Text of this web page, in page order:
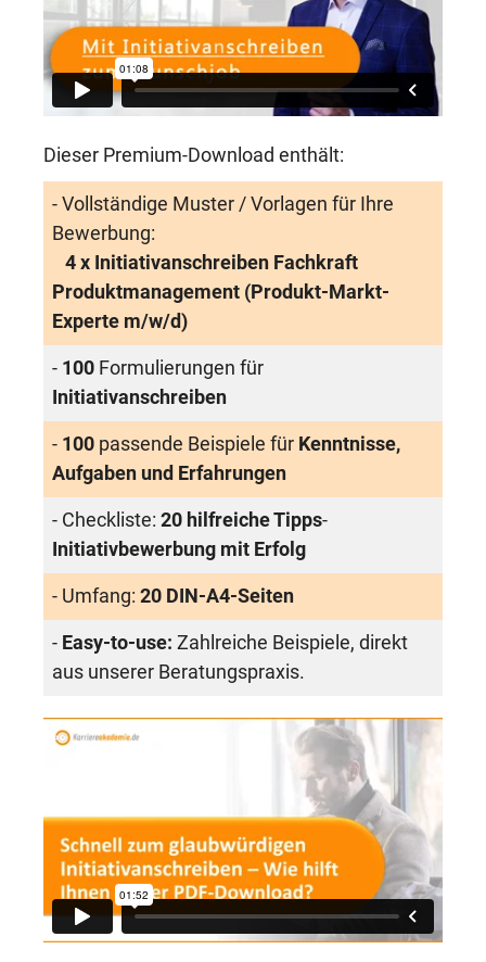
Dieser Premium-Download enthält:
- Vollständige Muster / Vorlagen für Ihre
Bewerbung:
4 x Initiativanschreiben Fachkraft
Produktmanagement (Produkt-Markt-
Experte m/w/d)
- 100 Formulierungen für
Initiativanschreiben
- 100 passende Beispiele für Kenntnisse,
Aufgaben und Erfahrungen
- Checkliste: 20 hilfreiche Tipps-
Initiativbewerbung mit Erfolg
- Umfang: 20 DIN-A4-Seiten
- Easy-to-use: Zahlreiche Beispiele, direkt
aus unserer Beratungspraxis.